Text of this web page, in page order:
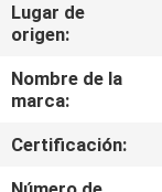
VIAJE
DE
LA
FÁBRICA
Lugar de
origen:
Nombre de la
marca:
Certificación: